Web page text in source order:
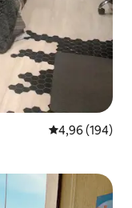
Prosječna
4,96 (194)